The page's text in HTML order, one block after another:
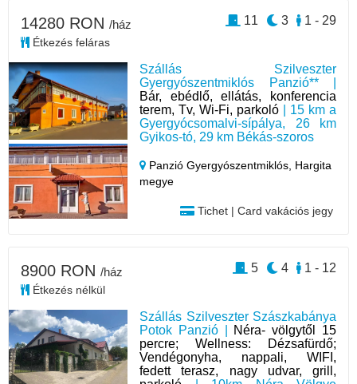
Szállás Szilveszter
Gyergyószentmiklós Panzió** |
Bár, ebédlő, ellátás, konferencia
terem, Tv, Wi-Fi, parkoló | 15 km a
Gyergyócsomalvi-sípálya, 26 km
Gyikos-tó, 29 km Békás-szoros
Panzió Gyergyószentmiklós, Hargita
megye
Tichet | Card vakációs jegy
14280 RON /ház
Étkezés feláras
1 - 29
3
11
Szállás Szilveszter Szászkabánya
Potok Panzió | Néra- völgytől 15
percre; Wellness: Dézsafürdő;
Vendégonyha, nappali, WIFI,
fedett terasz, nagy udvar, grill,
8900 RON /ház
Étkezés nélkül
1 - 12
4
5